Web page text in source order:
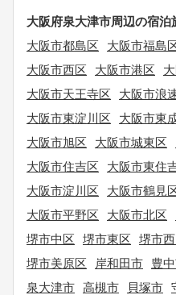
大阪府泉大津市周辺の宿泊
大阪市都島区
大阪市福島
大阪市西区
大阪市港区
大阪市天王寺区
大阪市浪
大阪市東淀川区
大阪市東
大阪市旭区
大阪市城東区
大阪市住吉区
大阪市東住
大阪市淀川区
大阪市鶴見
大阪市平野区
大阪市北区
堺市中区
堺市東区 堺市
堺市美原区
岸和田市 豊
泉大津市 高槻市 貝塚市